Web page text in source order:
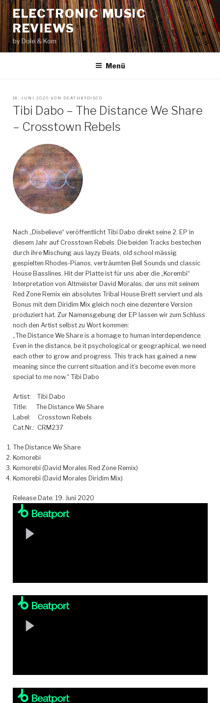
Zum
Inhalt
springen
ELECTRONIC MUSIC
REVIEWS
by Dole & Kom
Menü
VERÖFFENTLICHT
18. JUNI 2020 VON DEATHBYDISCO
Tibi Dabo – The Distance We Share
– Crosstown Rebels
Nach „Disbelieve“ veröffentlicht Tibi Dabo direkt seine 2. EP in
diesem Jahr auf Crosstown Rebels. Die beiden Tracks bestechen
durch ihre Mischung aus layzy Beats, old school mässig
gespielten Rhodes-Pianos, verträumten Bell Sounds und classic
House Basslines. Hit der Platte ist für uns aber die „Korembi“
Interpretation von Altmeister David Morales, der uns mit seinem
Red Zone Remix ein absolutes Tribal House Brett serviert und als
Bonus mit dem Diridim Mix gleich noch eine dezentere Version
produziert hat. Zur Namensgebung der EP lassen wir zum Schluss
noch den Artist selbst zu Wort kommen:
„The Distance We Share is a homage to human interdependence.
Even in the distance, be it psychological or geographical, we need
each other to grow and progress. This track has gained a new
meaning since the current situation and it’s become even more
special to me now.“ Tibi Dabo
Artist:
Tibi Dabo
Title:
The Distance We Share
Label:
Crosstown Rebels
Cat.Nr.: CRM237
The Distance We Share
Komorebi
Komorebi (David Morales Red Zone Remix)
Komorebi (David Morales Diridim Mix)
Release Date: 19. Juni 2020